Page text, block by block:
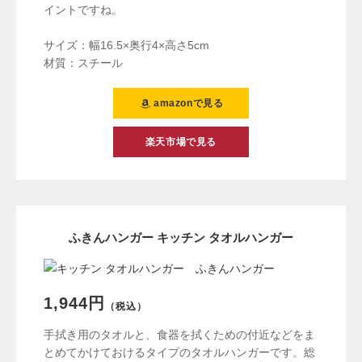
イントですね。
サイズ：幅16.5×奥行4×高さ5cm
材質：スチール
amazonで見る
楽天市場で見る
ふきんハンガー キッチン タオルハンガー
1,944円 （税込）
手拭き用のタオルと、食器を拭くための付近などをま
とめてかけておけるタイプのタオルハンガーです。総